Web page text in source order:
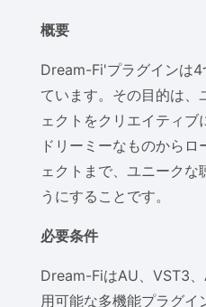
概要
Dream-Fi'プラグインは
ています。その目的は、
ェクトをクリエイティ
ドリーミーなものから
ェクトまで、ユニークな
うにすることです。
必要条件
Dream-FiはAU、VST3
用可能な多機能プラグ